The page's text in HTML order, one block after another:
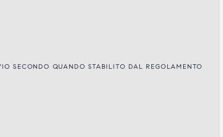
SECONDO QUANDO STABILITO DAL REGOLAMENTO